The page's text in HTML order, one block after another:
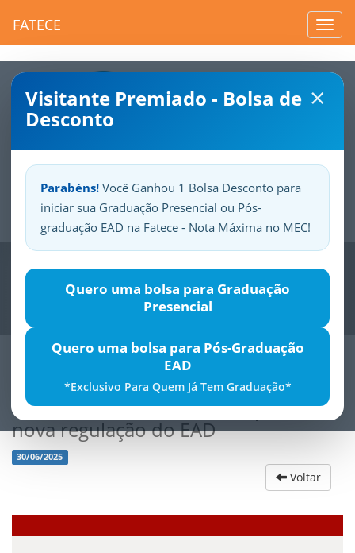
FATECE
×
Visitante Premiado - Bolsa de
Desconto
Parabéns! Você Ganhou 1 Bolsa Desconto para
iniciar sua Graduação Presencial ou Pós-
graduação EAD na Fatece - Nota Máxima no MEC!
Quero uma bolsa para Graduação
Presencial
Quero uma bolsa para Pós-Graduação
EAD
*Exclusivo Para Quem Já Tem Graduação*
SuaFatece.Seuorgulho.
Previous
CEO da Fatece analisa os impactos da
nova regulação do EAD
30/06/2025
Voltar